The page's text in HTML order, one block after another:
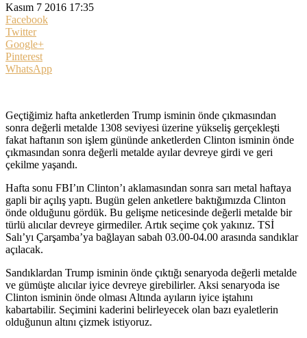
Kasım 7 2016 17:35
Facebook
Twitter
Google+
Pinterest
WhatsApp
Geçtiğimiz hafta anketlerden Trump isminin önde çıkmasından
sonra değerli metalde 1308 seviyesi üzerine yükseliş gerçekleşti
fakat haftanın son işlem gününde anketlerden Clinton isminin önde
çıkmasından sonra değerli metalde ayılar devreye girdi ve geri
çekilme yaşandı.
Hafta sonu FBI’ın Clinton’ı aklamasından sonra sarı metal haftaya
gapli bir açılış yaptı. Bugün gelen anketlere baktığımızda Clinton
önde olduğunu gördük. Bu gelişme neticesinde değerli metalde bir
türlü alıcılar devreye girmediler. Artık seçime çok yakınız. TSİ
Salı’yı Çarşamba’ya bağlayan sabah 03.00-04.00 arasında sandıklar
açılacak.
Sandıklardan Trump isminin önde çıktığı senaryoda değerli metalde
ve gümüşte alıcılar iyice devreye girebilirler. Aksi senaryoda ise
Clinton isminin önde olması Altında ayıların iyice iştahını
kabartabilir. Seçimini kaderini belirleyecek olan bazı eyaletlerin
olduğunun altını çizmek istiyoruz.